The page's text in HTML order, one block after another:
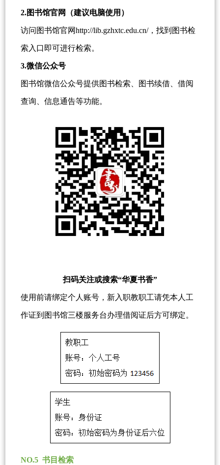
2.图书馆官网（建议电脑使用）
访问图书馆官网http://lib.gzhxtc.edu.cn/，找到图书检
索入口即可进行检索。
3.微信公众号
图书馆微信公众号提供图书检索、图书续借、借阅
查询、信息通告等功能。
扫码关注或搜索“华夏书香”
使用前请绑定个人账号，新入职教职工请凭本人工
作证到图书馆三楼服务台办理借阅证后方可绑定。
NO.5 书目检索